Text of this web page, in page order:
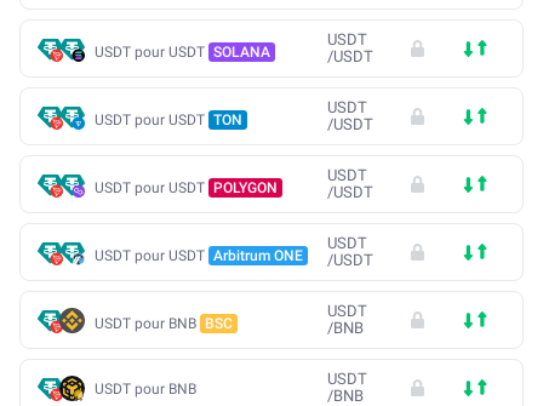
USDT pour USDT SOLANA
USDT
/USDT
USDT pour USDT TON
USDT
/USDT
USDT pour USDT POLYGON
USDT
/USDT
USDT pour USDT Arbitrum ONE
USDT
/USDT
USDT pour BNB BSC
USDT
/BNB
USDT pour BNB
USDT
/BNB